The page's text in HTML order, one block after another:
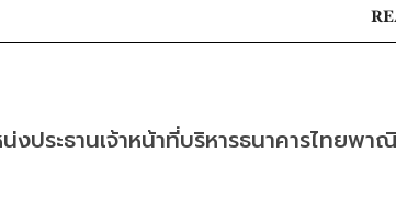
ประธานเจ้าหน้าที่บริหารธนาคารไทยพา